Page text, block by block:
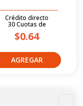
Crédito directo
30Cuotas de
$0.64